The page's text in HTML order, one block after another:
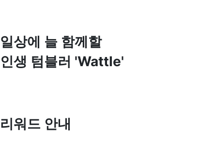
일상에 늘 함께할
인생 텀블러 'Wattle'
리워드 안내